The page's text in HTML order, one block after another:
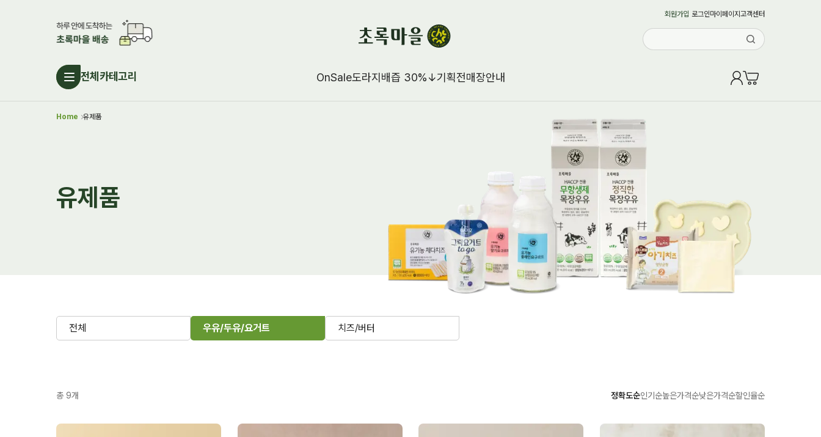
회원가입 로그인마이페이지 고객센터
전체카테고리 OnSale도라지배즙 30%↓기획전매장안내
Home 유제품
유제품
전체 우유/두유/요거트 치즈/버터
총 9개 정확도순인기순높은가격순낮은가격순할인율순